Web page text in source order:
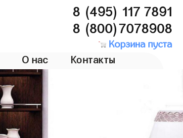
8 (495) 117 7891
8 (800)7078908
Корзина пуста
О нас Контакты